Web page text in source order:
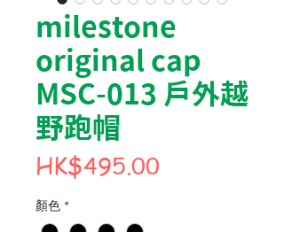
milestone
original cap
MSC-013 戶外越
野跑帽
HK$495.00
顏色 *